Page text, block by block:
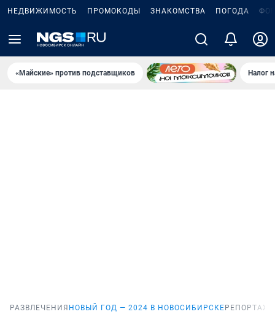
НЕДВИЖИМОСТЬ ПРОМОКОДЫ ЗНАКОМСТВА ПОГОДА
«Майские» против подставщиков Налог
РАЗВЛЕЧЕНИЯ НОВЫЙ ГОД — 2024 В НОВОСИБИРСКЕ РЕПОРТАЖ